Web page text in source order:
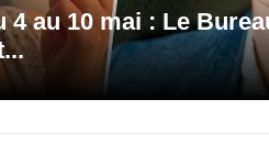
au 10 mai : Le